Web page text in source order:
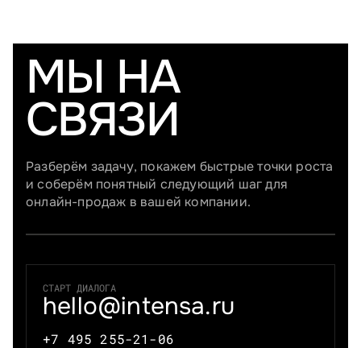
МЫ НА
СВЯЗИ
Разберём задачу, покажем быстрые точки роста
и соберём понятный следующий шаг для
онлайн-продаж в вашей компании.
СТАРТ ДИАЛОГА
hello@intensa.ru
+7 495 255-21-06